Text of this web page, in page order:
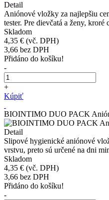
Detail
Aniónové vložky za najlepšiu
tester. Pre dievčatá a ženy,
Skladom
4,35 € (vč. DPH)
3,66 bez DPH
Přidáno do košíku!
-
+
Kúpiť
BIOINTIMO DUO PACK
Detail
Slipové hygienické aniónové
vrstvu, preto sú určené na dni
Skladom
4,35 € (vč. DPH)
3,66 bez DPH
Přidáno do košíku!
-